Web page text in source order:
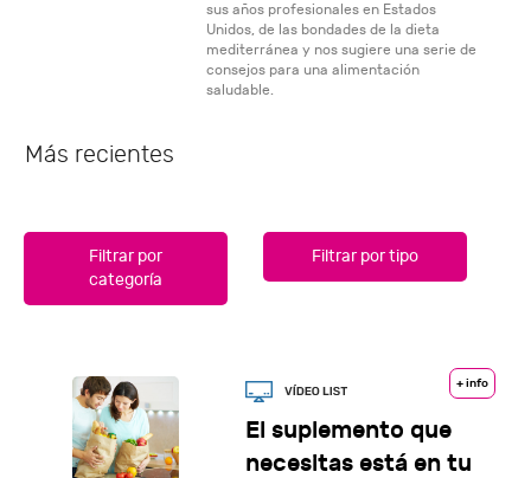
sus años profesionales en Estados
Unidos, de las bondades de la dieta
mediterránea y nos sugiere una serie de
consejos para una alimentación
saludable.
Más recientes
Filtrar por
categoría
Filtrar por tipo
+ info
El suplemento que
necesitas está en tu